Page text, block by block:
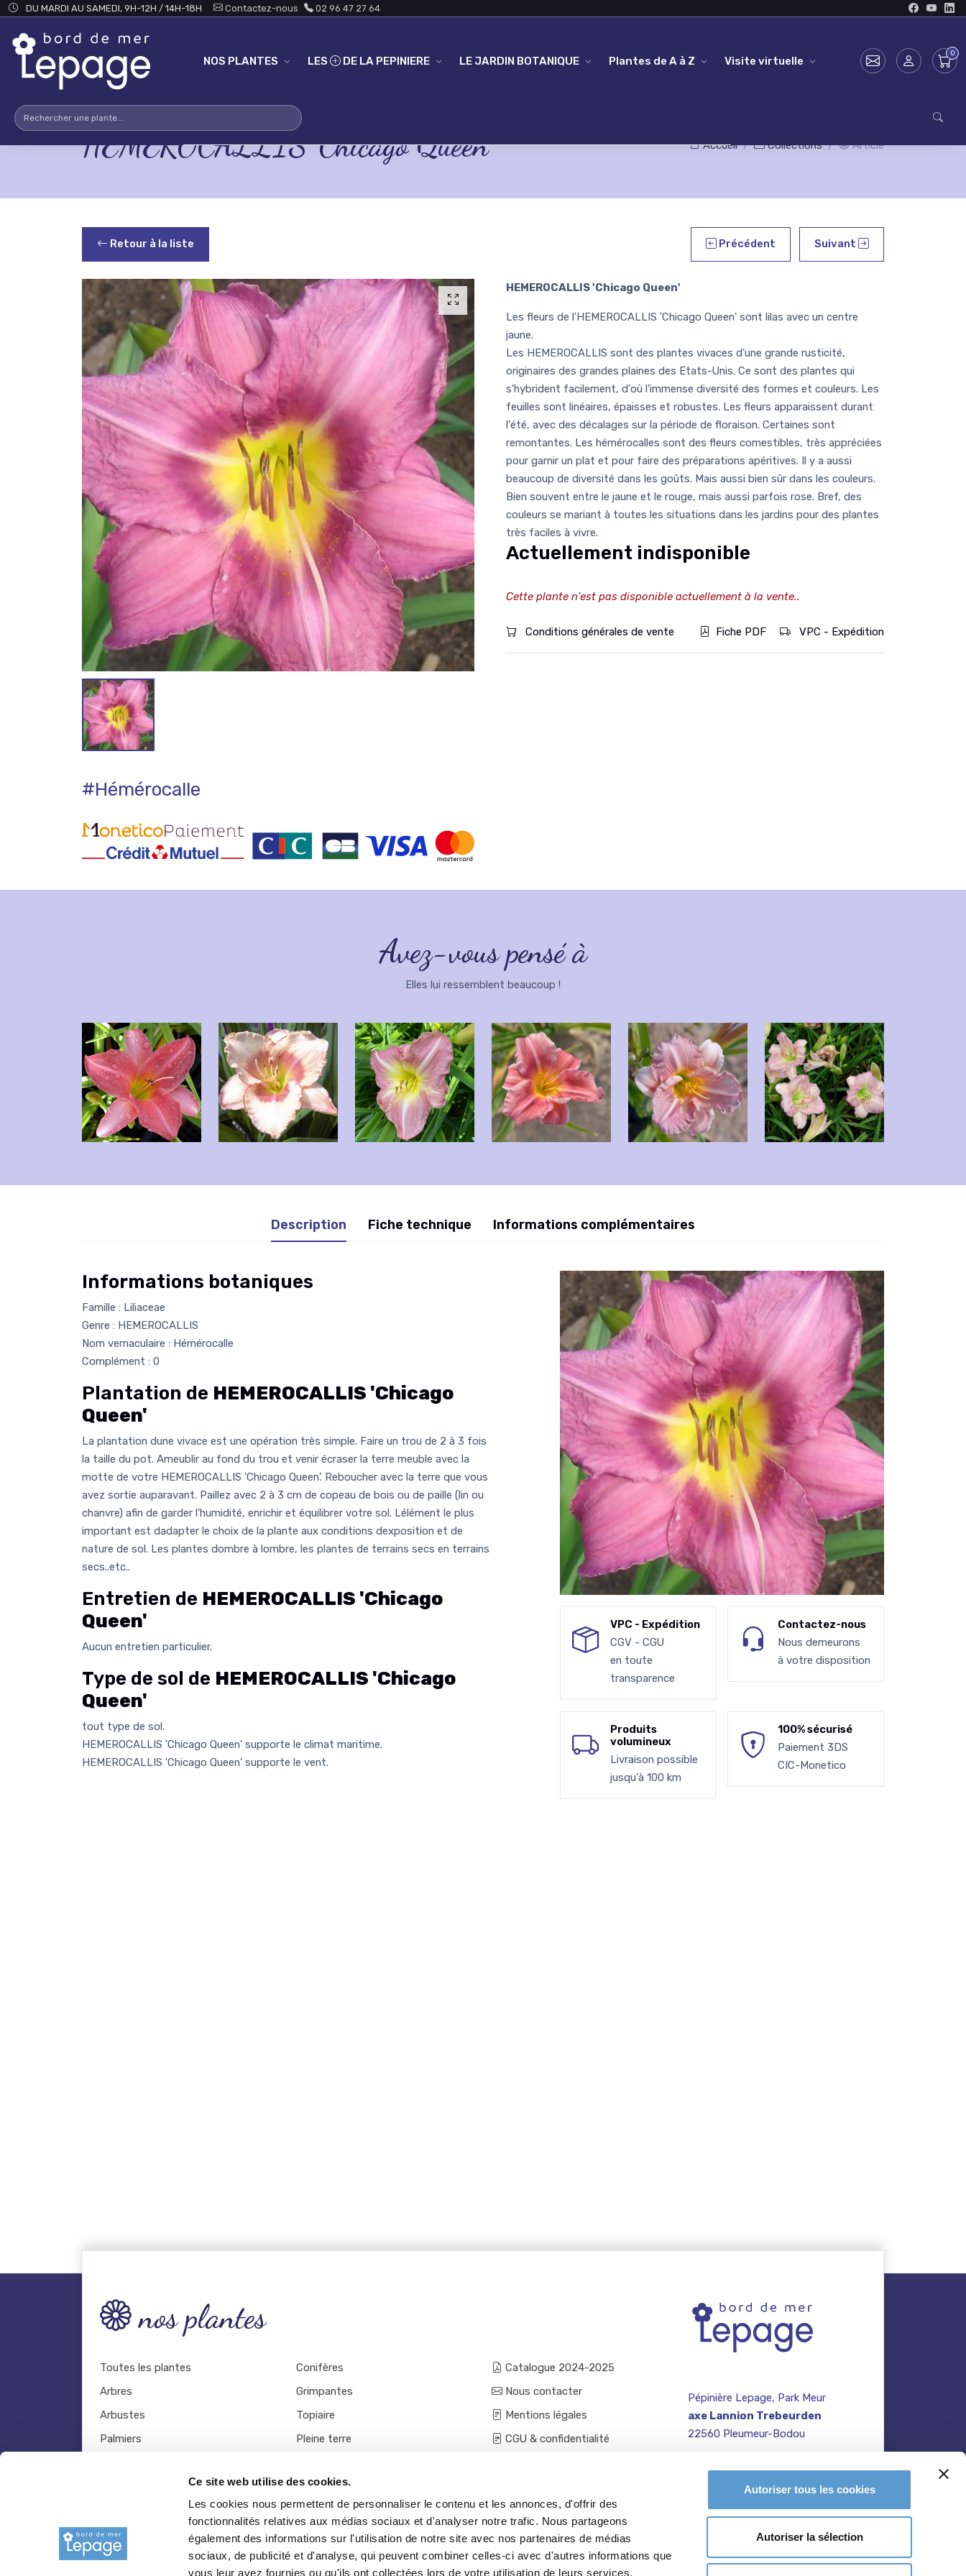
Ce site web utilise des cookies.
Les cookies nous permettent de personnaliser le contenu et les annonces, d'offrir des
fonctionnalités relatives aux médias sociaux et d'analyser notre trafic. Nous partageons
également des informations sur l'utilisation de notre site avec nos partenaires de médias
sociaux, de publicité et d'analyse, qui peuvent combiner celles-ci avec d'autres informations que
vous leur avez fournies ou qu'ils ont collectées lors de votre utilisation de leurs services.
Autoriser tous les cookies
Autoriser la sélection
Skip to main content
DU MARDI AU SAMEDI, 9H-12H / 14H-18H Contactez-nous 02 96 47 27 64
NOS PLANTES LES DE LA PEPINIERE LE JARDIN BOTANIQUE Plantes de A à Z Visite virtuelle
HEMEROCALLIS 'Chicago Queen' Accueil Collections Article
Retour à la liste Précédent Suivant
#Hémérocalle
HEMEROCALLIS 'Chicago Queen'
Les fleurs de l'HEMEROCALLIS 'Chicago Queen' sont lilas avec un centre
jaune.
Les HEMEROCALLIS sont des plantes vivaces d'une grande rusticité,
originaires des grandes plaines des Etats-Unis. Ce sont des plantes qui
s'hybrident facilement, d'où l'immense diversité des formes et couleurs. Les
feuilles sont linéaires, épaisses et robustes. Les fleurs apparaissent durant
l'été, avec des décalages sur la période de floraison. Certaines sont
remontantes. Les hémérocalles sont des fleurs comestibles, très appréciées
pour garnir un plat et pour faire des préparations apéritives. Il y a aussi
beaucoup de diversité dans les goûts. Mais aussi bien sûr dans les couleurs.
Bien souvent entre le jaune et le rouge, mais aussi parfois rose. Bref, des
couleurs se mariant à toutes les situations dans les jardins pour des plantes
très faciles à vivre.
Actuellement indisponible
Cette plante n'est pas disponible actuellement à la vente..
Conditions générales de vente Fiche PDF VPC - Expédition
Avez-vous pensé à
Elles lui ressemblent beaucoup !
Description Fiche technique Informations complémentaires
Informations botaniques
Famille : Liliaceae
Genre : HEMEROCALLIS
Nom vernaculaire : Hémérocalle
Complément : 0
Plantation de HEMEROCALLIS 'Chicago
Queen'
La plantation dune vivace est une opération très simple. Faire un trou de 2 à 3 fois
la taille du pot. Ameublir au fond du trou et venir écraser la terre meuble avec la
motte de votre HEMEROCALLIS 'Chicago Queen'. Reboucher avec la terre que vous
avez sortie auparavant. Paillez avec 2 à 3 cm de copeau de bois ou de paille (lin ou
chanvre) afin de garder l'humidité, enrichir et équilibrer votre sol. Lélément le plus
important est dadapter le choix de la plante aux conditions dexposition et de
nature de sol. Les plantes dombre à lombre, les plantes de terrains secs en terrains
secs..etc..
Entretien de HEMEROCALLIS 'Chicago
Queen'
Aucun entretien particulier.
Type de sol de HEMEROCALLIS 'Chicago
Queen'
tout type de sol.
HEMEROCALLIS 'Chicago Queen' supporte le climat maritime.
HEMEROCALLIS 'Chicago Queen' supporte le vent.
VPC - Expédition
CGV - CGU
en toute
transparence
Contactez-nous
Nous demeurons
à votre disposition
Produits
volumineux
Livraison possible
jusqu'à 100 km
100% sécurisé
Paiement 3DS
CIC-Monetico
nos plantes
Toutes les plantes
Arbres
Arbustes
Palmiers
Rosiers
Conifères
Grimpantes
Topiaire
Pleine terre
Vivaces
Outils et accessoires
Catalogue 2024-2025
Nous contacter
Mentions légales
CGU & confidentialité
Pépinière Lepage, Park Meur
axe Lannion Trebeurden
22560 Pleumeur-Bodou
bretagne.fr
02 96 47 27 64